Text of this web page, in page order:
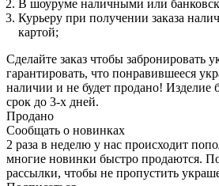
В шоуруме наличными или
Курьеру при получении заказа
картой;
Сделайте заказ чтобы забронировать
гарантировать, что понравившееся
наличии и не будет продано! Изделие
срок до 3-х дней.
Продано
Сообщать о новинках
2 раза в неделю у нас происходит
многие новинки быстро продаются.
рассылки, чтобы не пропустить